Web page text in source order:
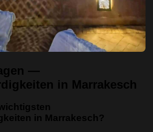
—
in Marrakesch
in Marrakesch?